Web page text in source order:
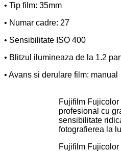
• Tip film: 35mm
• Numar cadre: 27
• Sensibilitate ISO 400
• Blitzul ilumineaza de la 1.2
• Avans si derulare film: manual
Fujifilm
profesional cu
sensibilitate
fotografierea la
Fujifilm